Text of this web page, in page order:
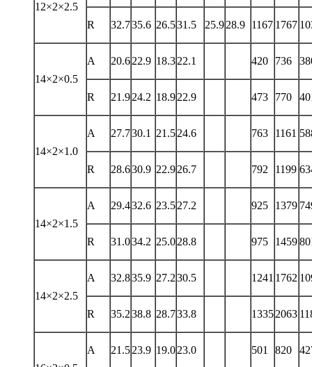
12×2×2.5
R 32.735.6 26.531.5 25.928.9 1167 1767
14×2×0.5
A 20.622.9 18.322.1 420 736
R 21.924.2 18.922.9 473 770
14×2×1.0
A 27.730.1 21.524.6 763 1161
R 28.630.9 22.926.7 792 1199
14×2×1.5
A 29.432.6 23.527.2 925 1379
R 31.034.2 25.028.8 975 1459
14×2×2.5
A 32.835.9 27.230.5 1241 1762
R 35.238.8 28.733.8 13352063
A 21.523.9 19.023.0 501 820